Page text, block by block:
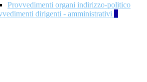
Provvedimenti organi indirizzo-politico
dirigenti - amministrativi 3